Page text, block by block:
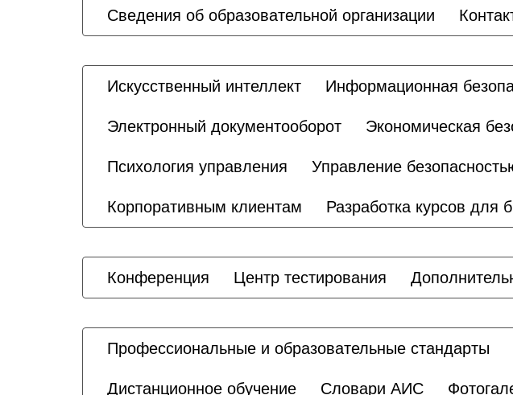
Сведения об образовательной организации
Искусственный интеллект Информационная
Электронный документооборот Экономическая
Психология управления Управление
Корпоративным клиентам Разработка курсов для
Конференция Центр тестирования
Профессиональные и образовательные стандарты
Дистанционное обучение Словари АИС